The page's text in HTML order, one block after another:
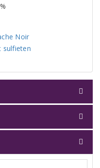
Noir
sulfieten